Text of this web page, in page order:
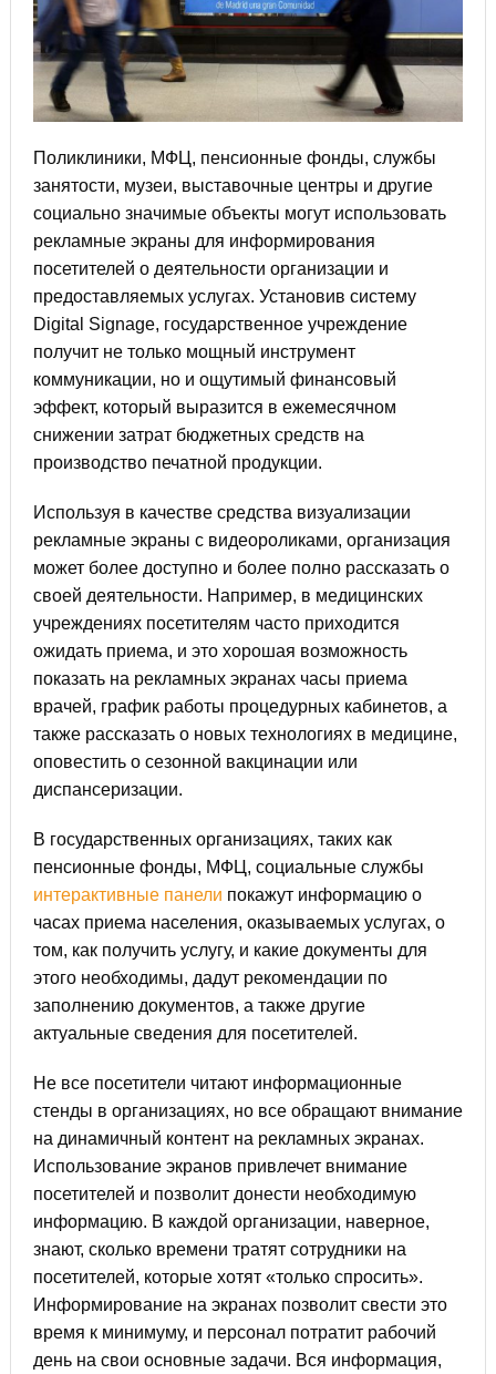
Поликлиники, МФЦ, пенсионные фонды, службы
занятости, музеи, выставочные центры и другие
социально значимые объекты могут использовать
рекламные экраны для информирования
посетителей о деятельности организации и
предоставляемых услугах. Установив систему
Digital Signage, государственное учреждение
получит не только мощный инструмент
коммуникации, но и ощутимый финансовый
эффект, который выразится в ежемесячном
снижении затрат бюджетных средств на
производство печатной продукции.
Используя в качестве средства визуализации
рекламные экраны с видеороликами, организация
может более доступно и более полно рассказать о
своей деятельности. Например, в медицинских
учреждениях посетителям часто приходится
ожидать приема, и это хорошая возможность
показать на рекламных экранах часы приема
врачей, график работы процедурных кабинетов, а
также рассказать о новых технологиях в медицине,
оповестить о сезонной вакцинации или
диспансеризации.
В государственных организациях, таких как
пенсионные фонды, МФЦ, социальные службы
интерактивные панели покажут информацию о
часах приема населения, оказываемых услугах, о
том, как получить услугу, и какие документы для
этого необходимы, дадут рекомендации по
заполнению документов, а также другие
актуальные сведения для посетителей.
Не все посетители читают информационные
стенды в организациях, но все обращают внимание
на динамичный контент на рекламных экранах.
Использование экранов привлечет внимание
посетителей и позволит донести необходимую
информацию. В каждой организации, наверное,
знают, сколько времени тратят сотрудники на
посетителей, которые хотят «только спросить».
Информирование на экранах позволит свести это
время к минимуму, и персонал потратит рабочий
день на свои основные задачи. Вся информация,